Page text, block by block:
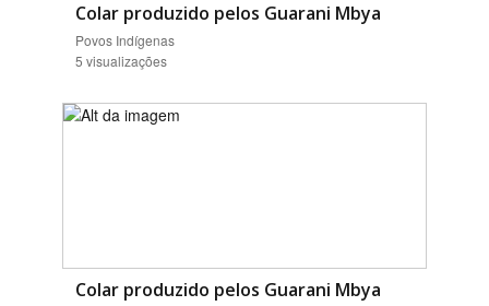
Colar produzido pelos Guarani Mbya
Povos Indígenas
5 visualizações
Colar produzido pelos Guarani Mbya